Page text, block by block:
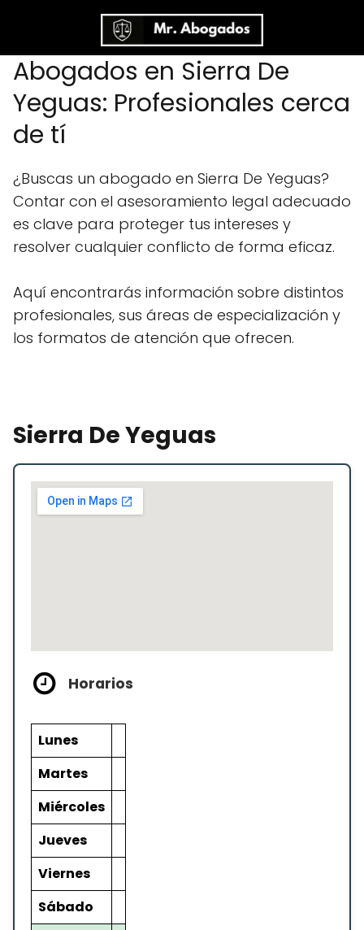
Abogados en Sierra De
Yeguas: Profesionales cerca
de tí
¿Buscas un abogado en Sierra De Yeguas?
Contar con el asesoramiento legal adecuado
es clave para proteger tus intereses y
resolver cualquier conflicto de forma eficaz.
Aquí encontrarás información sobre distintos
profesionales, sus áreas de especialización y
los formatos de atención que ofrecen.
Sierra De Yeguas
Horarios
Lunes
Martes
Miércoles
Jueves
Viernes
Sábado